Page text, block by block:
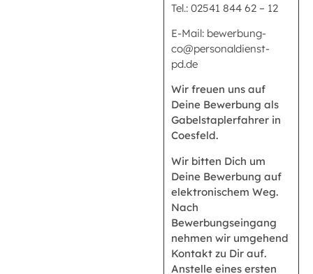
Tel.: 02541 844 62 – 12
E-Mail: bewerbung-
co@personaldienst-
pd.de
Wir freuen uns auf
Deine Bewerbung als
Gabelstaplerfahrer in
Coesfeld.
Wir bitten Dich um
Deine Bewerbung auf
elektronischem Weg.
Nach
Bewerbungseingang
nehmen wir umgehend
Kontakt zu Dir auf.
Anstelle eines ersten